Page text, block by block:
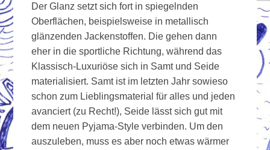
Der Glanz setzt sich fort in spiegelnden
Oberflächen, beispielsweise in metallisch
glänzenden Jackenstoffen. Die gehen dann
eher in die sportliche Richtung, während das
Klassisch-Luxuriöse sich in Samt und Seide
materialisiert. Samt ist im letzten Jahr sowieso
schon zum Lieblingsmaterial für alles und jeden
avanciert (zu Recht!), Seide lässt sich gut mit
dem neuen Pyjama-Style verbinden. Um den
auszuleben, muss es aber noch etwas wärmer